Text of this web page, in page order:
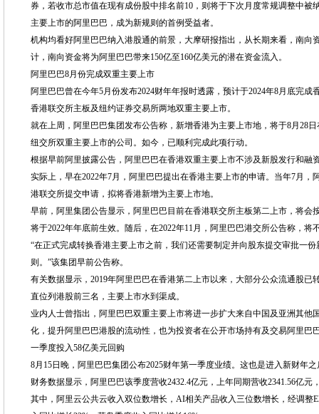
券，若收市总市值在现有成份股中排名前10，则将于下次月度常规调整中被
主要上市的阿里巴巴，成为新规则的首例受益者。
机构均看好阿里巴巴纳入港股通的前景，大摩研报指出，从长期来看，南向
计，南向资金将为阿里巴巴带来150亿至160亿美元的潜在资金流入。
阿里巴巴8月份完成双重主要上市
阿里巴巴曾在今年5月份发布2024财年年报时透露，预计于2024年8月底完
香港联交所主板及纽约证券交易所两地双重主要上市。
就在上周，阿里巴巴集团发布公告称，新增香港为主要上市地，将于8月28
纽交所双重主要上市的公司。如今，已顺利完成此项行动。
根据早前阿里披露公告，阿里巴巴在香港双重主要上市不涉及新股发行和融
实际上，早在2022年7月，阿里巴巴提出在香港主要上市的申请。当年7月
港联交所提交申请，拟将香港新增为主要上市地。
早前，阿里集团公告显示，阿里巴巴目前在香港联交所主板第二上市，将会
将于2022年年底前生效。随后，在2022年11月，阿里巴巴港交所公告称，将
“在正式完成转换香港主要上市之前，我们还需要制定并向股东提交审批一
则。”该集团早前公告称。
有关数据显示，2019年阿里巴巴在香港第二上市以来，大部分公众流通股已
直位列港股前三名，主要上市水到渠成。
业内人士曾指出，阿里巴巴双重主要上市将进一步扩大来自中国及亚洲其他
化，提升阿里巴巴港股的流动性，也为投资者在公开市场持有及交易阿里巴
一季度投入58亿美元回购
8月15日晚，阿里巴巴集团公布2025财年第一季度业绩。这也是进入新财年
财务数据显示，阿里巴巴该季度营收2432.4亿元，上年同期营收2341.56亿元
其中，阿里云公共云收入双位数增长，AI相关产品收入三位数增长，经调整